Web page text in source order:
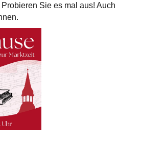
Sie es mal aus! Auch